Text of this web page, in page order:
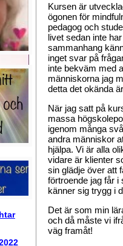
Kursen är
ögonen för
pedagog och
livet sedan inte
sammanhang
inget svar på
inte bekväm med
människorna jag
detta det okända
När jag satt på
massa
igenom många
andra människor
hjälpa. Vi är alla
vidare är klienter
sin glädje över att
förtroende jag får i
känner sig trygg i
Det är som min
och då måste vi
väg framåt!